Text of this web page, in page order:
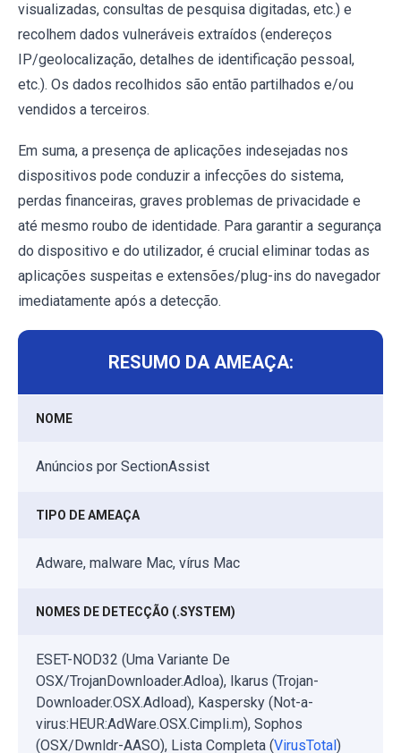
visualizadas, consultas de pesquisa digitadas, etc.) e
recolhem dados vulneráveis extraídos (endereços
IP/geolocalização, detalhes de identificação pessoal,
etc.). Os dados recolhidos são então partilhados e/ou
vendidos a terceiros.
Em suma, a presença de aplicações indesejadas nos
dispositivos pode conduzir a infecções do sistema,
perdas financeiras, graves problemas de privacidade e
até mesmo roubo de identidade. Para garantir a segurança
do dispositivo e do utilizador, é crucial eliminar todas as
aplicações suspeitas e extensões/plug-ins do navegador
imediatamente após a detecção.
RESUMO DA AMEAÇA:
NOME
Anúncios por SectionAssist
TIPO DE AMEAÇA
Adware, malware Mac, vírus Mac
NOMES DE DETECÇÃO (.SYSTEM)
ESET-NOD32 (Uma Variante De
OSX/TrojanDownloader.Adloa), Ikarus (Trojan-
Downloader.OSX.Adload), Kaspersky (Not-a-
virus:HEUR:AdWare.OSX.Cimpli.m), Sophos
(OSX/Dwnldr-AASO), Lista Completa (VirusTotal)